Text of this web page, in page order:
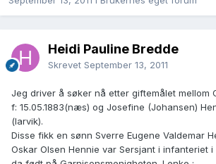
Heidi Pauline Bredde
Skrevet September 13, 2011
Jeg driver å søker nå etter giftemålet mellom
f: 15.05.1883(næs) og Josefine (Johansen)
(larvik).
Disse fikk en sønn Sverre Eugene Valdemar
Oskar Olsen Hennie var Sersjant i infanteriet